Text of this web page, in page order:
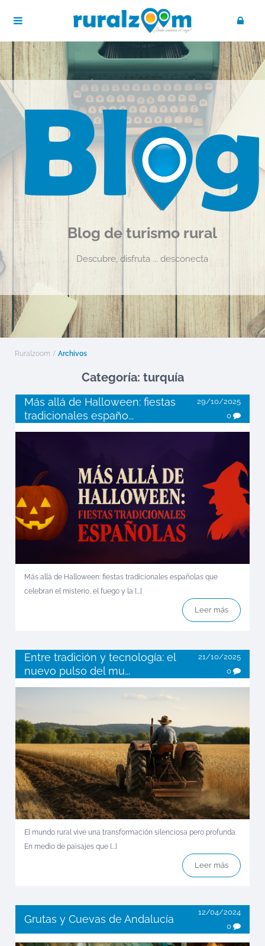
Blog de turismo rural
Descubre, disfruta ... desconecta
Ruralzoom Archivos
Categoría: turquía
Más allá de Halloween: fiestas
tradicionales españo...
29/10/2025
0
Más allá de Halloween: fiestas tradicionales españolas que
celebran el misterio, el fuego y la [...]
Leer más
Entre tradición y tecnología: el
nuevo pulso del mu...
21/10/2025
0
El mundo rural vive una transformación silenciosa pero profunda.
En medio de paisajes que [...]
Leer más
Grutas y Cuevas de Andalucía
12/04/2024
0